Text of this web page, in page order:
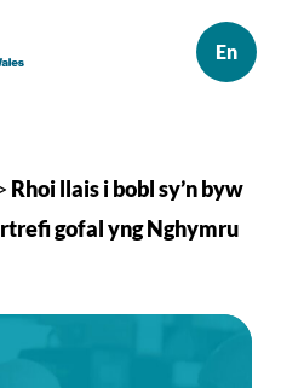
Rhoi llais i bobl sy’n byw
gofal yng Nghymru